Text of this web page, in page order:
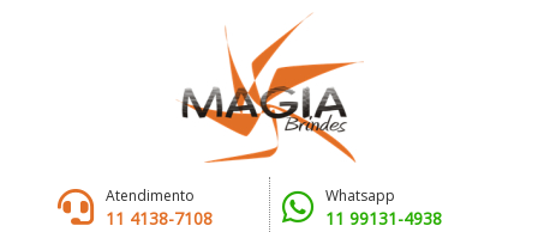
Atendimento
11 4138-7108
Whatsapp
11 99131-4938